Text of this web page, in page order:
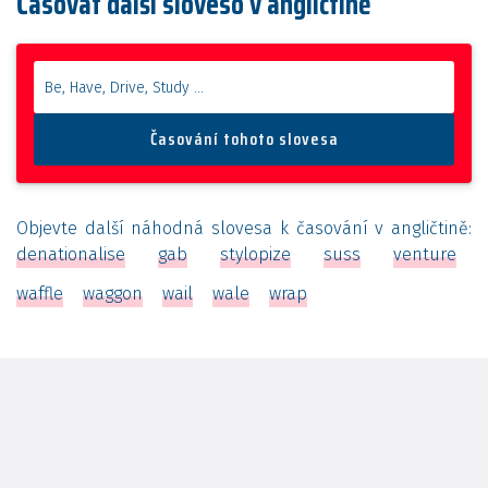
Objevte další náhodná slovesa k časování v angličtině:
denationalise
gab stylopize suss
venture
waffle
waggon wail wale wrap